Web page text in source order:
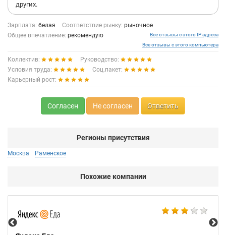
других.
Зарплата: белая Соответствие рынку: рыночное
Общее впечатление: рекомендую
Все отзывы с этого IP адреса
Все отзывы с этого компьютера
Коллектив:
Руководство:
Условия труда:
Соц.пакет:
Карьерный рост:
Согласен Не согласен Ответить
Регионы присутствия
Москва Раменское
Похожие компании